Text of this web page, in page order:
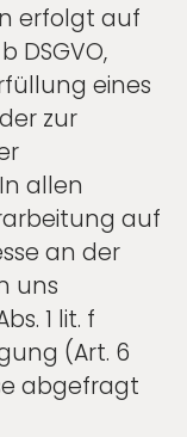
erfolgt auf
DSGVO,
eines
zur
allen
auf
an der
uns
1 lit. f
(Art. 6
abgefragt